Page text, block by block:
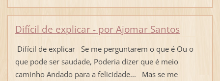
Difícil de explicar - por Ajomar Santos
Difícil de explicar Se me perguntarem o que é Ou o
que pode ser saudade, Poderia dizer que é meio
caminho Andado para a felicidade... Mas se me